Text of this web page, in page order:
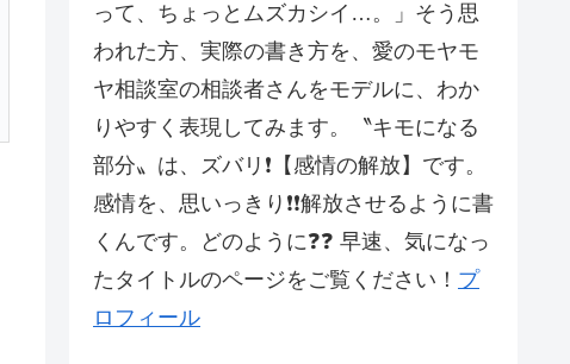
って、ちょっとムズカシイ…。」そう思
われた方、実際の書き方を、愛のモヤモ
ヤ相談室の相談者さんをモデルに、わか
りやすく表現してみます。〝キモになる
部分〟は、ズバリ❗【感情の解放】です。
感情を、思いっきり❗❗解放させるように書
くんです。どのように❓❓ 早速、気になっ
たタイトルのページをご覧ください！ プ
ロフィール